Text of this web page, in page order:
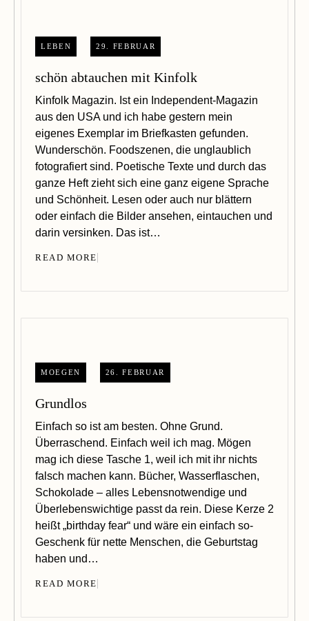
29. FEBRUAR
LEBEN
schön abtauchen mit Kinfolk
Kinfolk Magazin. Ist ein Independent-Magazin
aus den USA und ich habe gestern mein
eigenes Exemplar im Briefkasten gefunden.
Wunderschön. Foodszenen, die unglaublich
fotografiert sind. Poetische Texte und durch das
ganze Heft zieht sich eine ganz eigene Sprache
und Schönheit. Lesen oder auch nur blättern
oder einfach die Bilder ansehen, eintauchen und
darin versinken. Das ist…
READ MORE
26. FEBRUAR
MOEGEN
Grundlos
Einfach so ist am besten. Ohne Grund.
Überraschend. Einfach weil ich mag. Mögen
mag ich diese Tasche 1, weil ich mit ihr nichts
falsch machen kann. Bücher, Wasserflaschen,
Schokolade – alles Lebensnotwendige und
Überlebenswichtige passt da rein. Diese Kerze 2
heißt „birthday fear“ und wäre ein einfach so-
Geschenk für nette Menschen, die Geburtstag
haben und…
READ MORE